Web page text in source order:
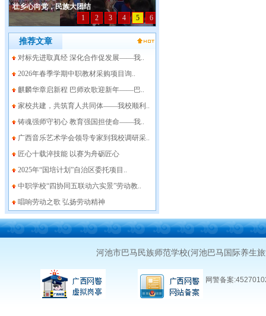
推荐文章
对标先进取真经 深化合作促发展——我..
2026年春季学期中职教材采购项目询..
麒麟华章启新程 巴师欢歌迎新年——巴..
家校共建，共筑育人共同体——我校顺利..
铸魂强师守初心 教育强国担使命——我..
广西音乐艺术学会领导专家到我校调研采..
匠心十载淬技能 以赛为舟砺匠心
2025年“国培计划”自治区委托项目..
中职学校“四协同五联动六实景”劳动教..
唱响劳动之歌 弘扬劳动精神
河池市巴马民族师范学校(河池巴马国际养生
网警备案